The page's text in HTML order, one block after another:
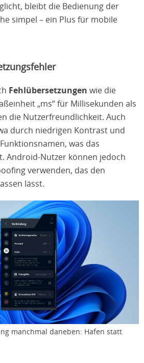
bleibt die Bedienung der
simpel – ein Plus für mobile
Fehlübersetzungen wie die
„ms“ für Millisekunden als
die Nutzerfreundlichkeit. Auch
durch niedrigen Kontrast und
was das
Android-Nutzer können jedoch
verwenden, das den
lässt.
manchmal daneben: Hafen statt